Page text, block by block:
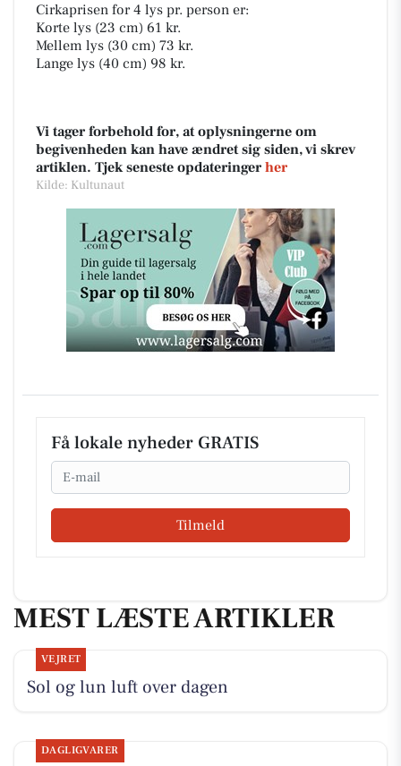
Cirkaprisen for 4 lys pr. person er:
Korte lys (23 cm) 61 kr.
Mellem lys (30 cm) 73 kr.
Lange lys (40 cm) 98 kr.
Vi tager forbehold for, at oplysningerne om
begivenheden kan have ændret sig siden, vi skrev
artiklen. Tjek seneste opdateringer her
Kilde: Kultunaut
Få lokale nyheder GRATIS
Email
Tilmeld
MEST LÆSTE ARTIKLER
VEJRET
Sol og lun luft over dagen
DAGLIGVARER